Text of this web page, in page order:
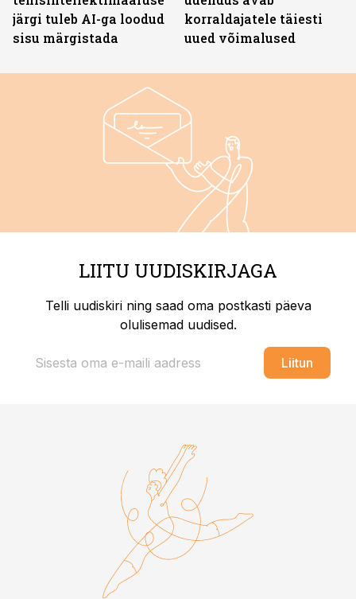
järgi tuleb AI-ga loodud
sisu märgistada
korraldajatele täiesti
uued võimalused
LIITU UUDISKIRJAGA
Telli uudiskiri ning saad oma postkasti päeva
olulisemad uudised.
Liitun